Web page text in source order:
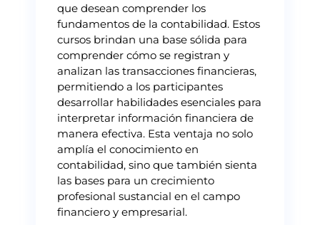
que desean comprender los
fundamentos de la contabilidad. Estos
cursos brindan una base sólida para
comprender cómo se registran y
analizan las transacciones financieras,
permitiendo a los participantes
desarrollar habilidades esenciales para
interpretar información financiera de
manera efectiva. Esta ventaja no solo
amplía el conocimiento en
contabilidad, sino que también sienta
las bases para un crecimiento
profesional sustancial en el campo
financiero y empresarial.